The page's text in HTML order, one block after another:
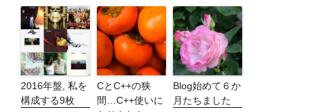
2016年盤, 私を
構成する9枚
CとC++の狭
間…C++使いに
Blog始めて６か
月たちました